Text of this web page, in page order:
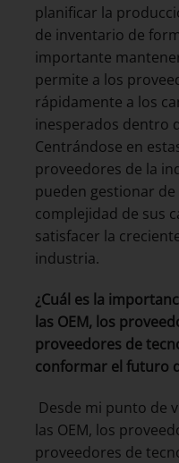
planificar la
de inventario de
importante
permite a los
rápidamente a los
inesperados dentro
Centrándose en
proveedores de la
pueden gestionar
complejidad de sus
satisfacer la
industria.
¿Cuál es la
las OEM, los
proveedores de
conformar el futuro
Desde mi punto de
las OEM, los
proveedores de